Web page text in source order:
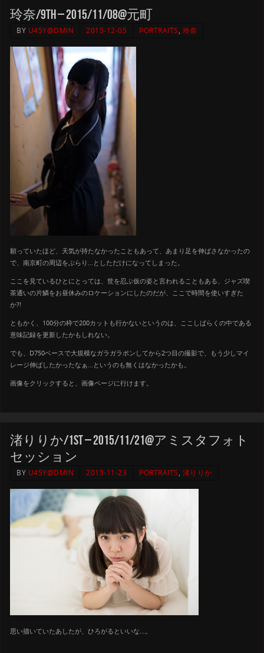
玲奈/9th – 2015/11/08@元町
BY U45Y@DMIN 2015-12-05 PORTRAITS, 玲奈
願っていたほど、天気が持たなかったこともあって、あまり足を伸ばさなかったの
で、南京町の周辺をぶらり…としただけになってしまった。
ここを見ているひとにとっては、世を忍ぶ仮の姿と言われることもある、ジャズ喫
茶通いの片鱗をお昼休みのロケーションにしたのだが、ここで時間を使いすぎた
か?!
ともかく、100分の枠で200カットも行かないというのは、ここしばらくの中である
意味記録を更新したかもしれない。
でも、D750ベースで大規模なガラガラポンしてから2つ目の撮影で、もう少しマイ
レージ伸ばしたかったなぁ…というのも無くはなかったかも。
画像をクリックすると、画像ページに行けます。
渚りりか/1st – 2015/11/21@アミスタフォト
セッション
BY U45Y@DMIN 2015-11-23 PORTRAITS, 渚りりか
思い描いていたあしたが、ひろがるといいな…。